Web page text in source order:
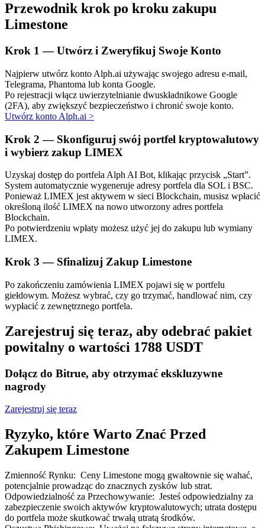
Automatyczna inwestycja
Zdobądź długoterminowy zysk i elastyczne zainteresowania
Naucz się stakingu
Bitrue
AI
Bitruści Partnerzy
Afiliaci Bitrue
Aż do 65% prowizji!
Przewodnik krok po kroku zakupu
Limestone
Krok 1 —Utwórz i Zweryfikuj Swoje Konto
Najpierw utwórz konto Alph.ai używając swojego adresu e-mail,
Telegrama, Phantoma lub konta Google.
Po rejestracji włącz uwierzytelnianie dwuskładnikowe Google
(2FA), aby zwiększyć bezpieczeństwo i chronić swoje konto.
Utwórz konto Alph.ai >
Krok 2 — Skonfiguruj swój portfel kryptowalutowy
i wybierz zakup LIMEX
Uzyskaj dostęp do portfela Alph AI Bot, klikając przycisk „Start”.
System automatycznie wygeneruje adresy portfela dla SOL i BSC.
Ponieważ LIMEX jest aktywem w sieci Blockchain, musisz wpłacić
określoną ilość LIMEX na nowo utworzony adres portfela
Blockchain.
Po potwierdzeniu wpłaty możesz użyć jej do zakupu lub wymiany
LIMEX.
Krok 3 — Sfinalizuj Zakup Limestone
Po zakończeniu zamówienia LIMEX pojawi się w portfelu
giełdowym. Możesz wybrać, czy go trzymać, handlować nim, czy
wypłacić z zewnętrznego portfela.
Zarejestruj się teraz, aby odebrać pakiet
powitalny o wartości 1788 USDT
Dołącz do Bitrue, aby otrzymać ekskluzywne
nagrody
Zarejestruj się teraz
Ryzyko, które Warto Znać Przed
Zakupem Limestone
Zmienność Rynku: Ceny Limestone mogą gwałtownie się wahać,
potencjalnie prowadząc do znacznych zysków lub strat.
Odpowiedzialność za Przechowywanie: Jesteś odpowiedzialny za
zabezpieczenie swoich aktywów kryptowalutowych; utrata dostępu
do portfela może skutkować trwałą utratą środków.